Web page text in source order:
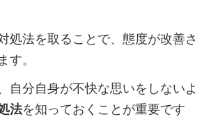
処法を取ることで、態度が改善さ
す。
自分自身が不快な思いをしないよ
法を知っておくことが重要です